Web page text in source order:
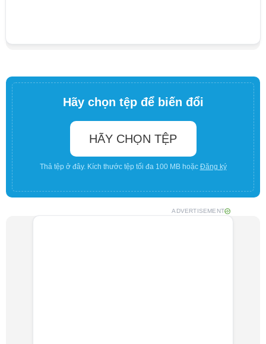
Hãy chọn tệp để biến đổi
HÃY CHỌN TỆP
Thả tệp ở đây. Kích thước tệp tối đa 100 MB hoặc Đăng ký
ADVERTISEMENT